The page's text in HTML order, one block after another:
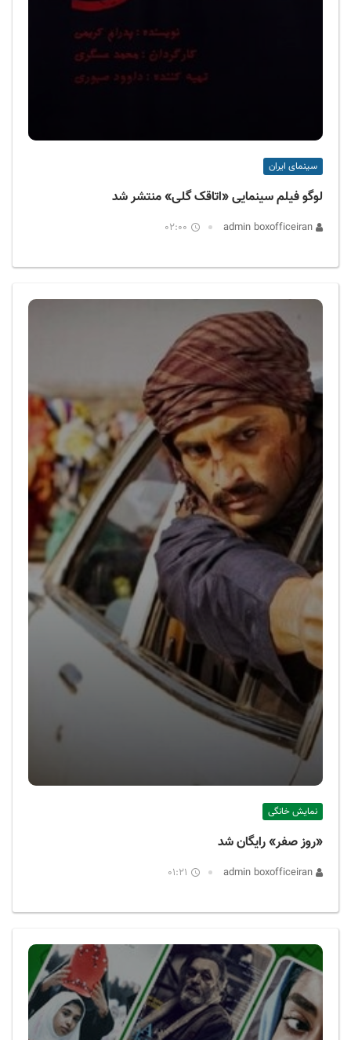
سینمای ایران
لوگو فیلم سینمایی «اتاقک گلی» منتشر شد
02:00
نمایش خانگی
«روز صفر» رایگان شد
01:21